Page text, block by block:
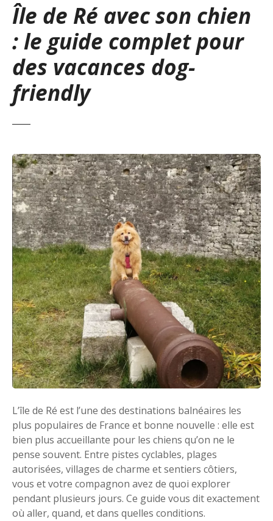
Île de Ré avec son chien
: le guide complet pour
des vacances dog-
friendly
L’île de Ré est l’une des destinations balnéaires les
plus populaires de France et bonne nouvelle : elle est
bien plus accueillante pour les chiens qu’on ne le
pense souvent. Entre pistes cyclables, plages
autorisées, villages de charme et sentiers côtiers,
vous et votre compagnon avez de quoi explorer
pendant plusieurs jours. Ce guide vous dit exactement
où aller, quand, et dans quelles conditions.